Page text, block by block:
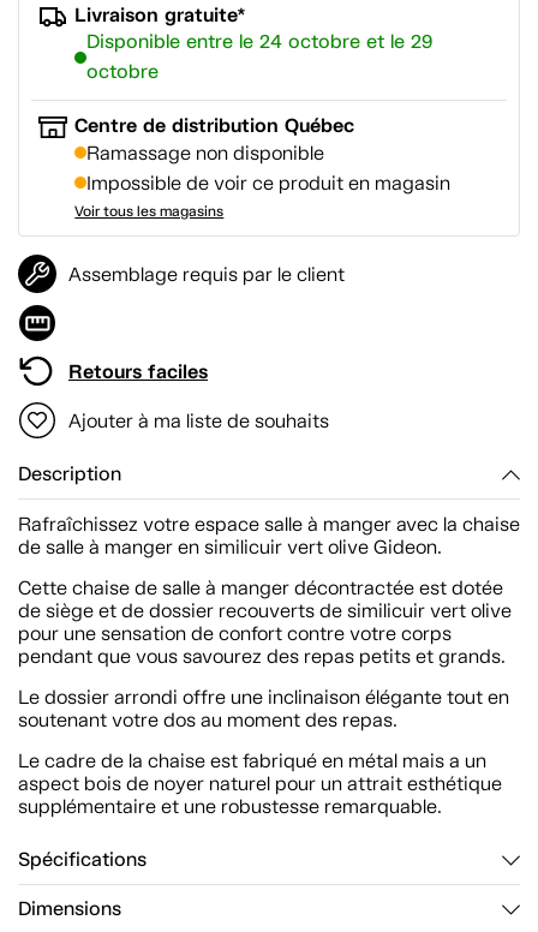
Livraison gratuite*
Disponible entre le 24 octobre et le 29
octobre
Centre de distribution Québec
Ramassage non disponible
Impossible de voir ce produit en magasin
Voir tous les magasins
Assemblage requis par le client
Retours faciles
Ajouter à ma liste de souhaits
Description
Rafraîchissez votre espace salle à manger avec la chaise
de salle à manger en similicuir vert olive Gideon.
Cette chaise de salle à manger décontractée est dotée
de siège et de dossier recouverts de similicuir vert olive
pour une sensation de confort contre votre corps
pendant que vous savourez des repas petits et grands.
Le dossier arrondi offre une inclinaison élégante tout en
soutenant votre dos au moment des repas.
Le cadre de la chaise est fabriqué en métal mais a un
aspect bois de noyer naturel pour un attrait esthétique
supplémentaire et une robustesse remarquable.
Spécifications
Dimensions